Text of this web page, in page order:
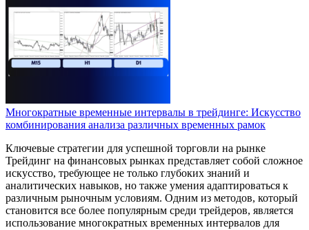
Многократные временные интервалы в трейдинге: Искусство
комбинирования анализа различных временных рамок
Ключевые стратегии для успешной торговли на рынке
Трейдинг на финансовых рынках представляет собой сложное
искусство, требующее не только глубоких знаний и
аналитических навыков, но также умения адаптироваться к
различным рыночным условиям. Одним из методов, который
становится все более популярным среди трейдеров, является
использование многократных временных интервалов для